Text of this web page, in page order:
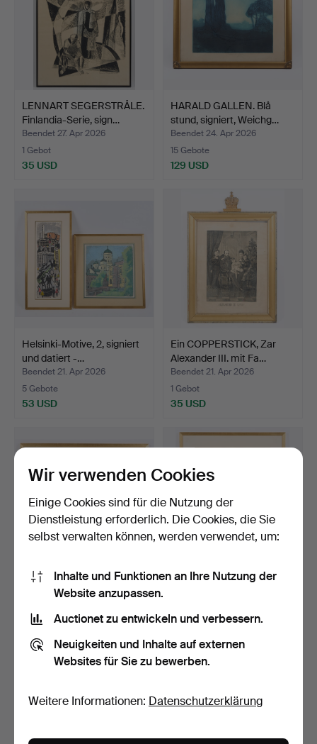
LENNART SEGERSTRÅLE.
Finlandia-Serie, sign…
Beendet 27. Apr 2026
1 Gebot
35 USD
HARALD GALLEN. Blå
stund, signiert, Weichg…
Beendet 24. Apr 2026
15 Gebote
129 USD
Helsinki-Motive, 2, signiert
und datiert -…
Beendet 21. Apr 2026
5 Gebote
53 USD
Ein COPPERSTICK, Zar
Alexander III. mit Fa…
Beendet 21. Apr 2026
1 Gebot
35 USD
VOITTO VIKAINEN. Södra
kajen, Helsinki, si…
20 Gebote
301 USD
VOITTO VIKAINEN.
140 USD
Wir verwenden Cookies
Einige Cookies sind für die Nutzung der
Dienstleistung erforderlich. Die Cookies, die Sie
selbst verwalten können, werden verwendet, um:
Inhalte und Funktionen an Ihre Nutzung der
Website anzupassen.
Auctionet zu entwickeln und verbessern.
Neuigkeiten und Inhalte auf externen
Websites für Sie zu bewerben.
Weitere Informationen: Datenschutzerklärung